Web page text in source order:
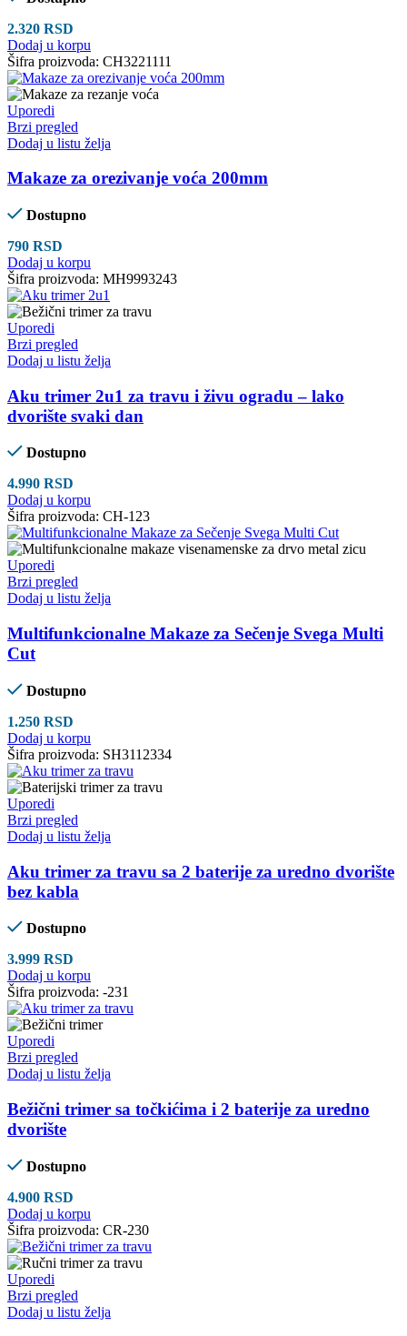
2.320 RSD
Dodaj u korpu
Šifra proizvoda: CH3221111
Uporedi
Brzi pregled
Dodaj u listu želja
Makaze za orezivanje voća 200mm
Dostupno
790 RSD
Dodaj u korpu
Šifra proizvoda: MH9993243
Uporedi
Brzi pregled
Dodaj u listu želja
Aku trimer 2u1 za travu i živu ogradu – lako
dvorište svaki dan
Dostupno
4.990 RSD
Dodaj u korpu
Šifra proizvoda: CH-123
Uporedi
Brzi pregled
Dodaj u listu želja
Multifunkcionalne Makaze za Sečenje Svega Multi
Cut
Dostupno
1.250 RSD
Dodaj u korpu
Šifra proizvoda: SH3112334
Uporedi
Brzi pregled
Dodaj u listu želja
Aku trimer za travu sa 2 baterije za uredno dvorište
bez kabla
Dostupno
3.999 RSD
Dodaj u korpu
Šifra proizvoda: -231
Uporedi
Brzi pregled
Dodaj u listu želja
Bežični trimer sa točkićima i 2 baterije za uredno
dvorište
Dostupno
4.900 RSD
Dodaj u korpu
Šifra proizvoda: CR-230
Uporedi
Brzi pregled
Dodaj u listu želja